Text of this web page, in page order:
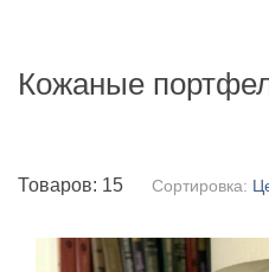
Кожаные
Товаров: 15 Сортировка: